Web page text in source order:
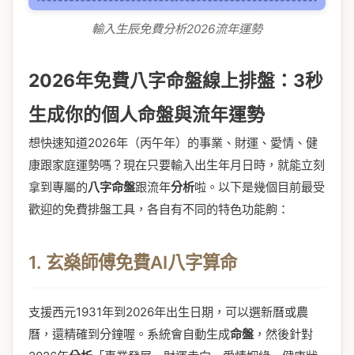
輸入生辰免費分析2026流年運勢
2026年免費八字命盤線上排盤：3秒
生成你的個人命盤與流年運勢
想快速知道2026年（丙午年）的事業、財運、愛情、健
康跟家庭運勢嗎？現在只要輸入出生年月日時，就能立刻
拿到專屬的八字命盤跟流年分析啦。以下是幾個目前最受
歡迎的免費排盤工具，各自有不同的特色功能齁：
1. 玄燊師傅免費AI八字算命
支援西元1931年到2026年出生日期，可以選新曆或農
曆，還精確到分鐘喔。系統會自動生成命盤 ，然後針對